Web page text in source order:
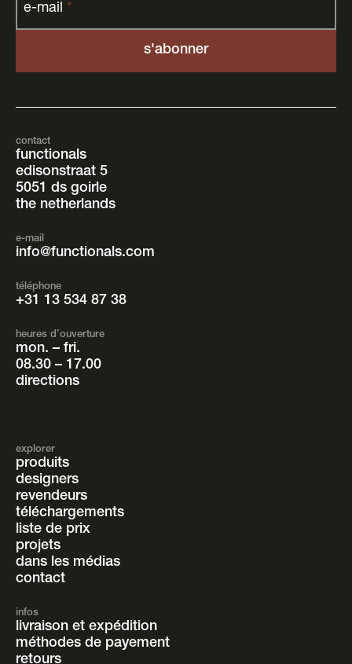
e-mail *
contact
functionals
edisonstraat 5
5051 ds goirle
the netherlands
e-mail
info@functionals.com
téléphone
+31 13 534 87 38
heures d’ouverture
mon. – fri.
08.30 – 17.00
directions
explorer
produits
designers
revendeurs
téléchargements
liste de prix
projets
dans les médias
contact
infos
livraison et expédition
méthodes de payement
retours